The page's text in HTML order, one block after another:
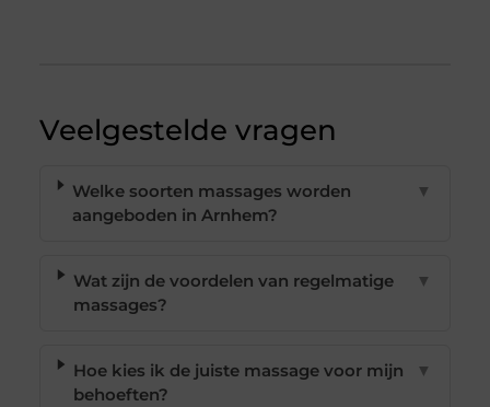
Veelgestelde vragen
Welke soorten massages worden
aangeboden in Arnhem?
▼
Wat zijn de voordelen van regelmatige
massages?
▼
Hoe kies ik de juiste massage voor mijn
behoeften?
▼